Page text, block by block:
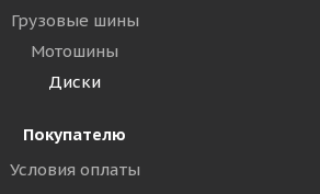
Грузовые шины
Мотошины
Диски
Покупателю
Условия оплаты